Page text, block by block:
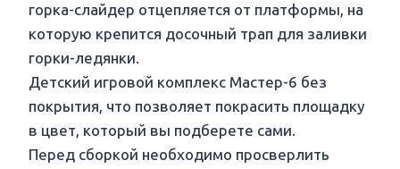
горка-слайдер отцепляется от платформы, на
которую крепится досочный трап для заливки
горки-ледянки.
Детский игровой комплекс Мастер-6 без
покрытия, что позволяет покрасить площадку
в цвет, который вы подберете сами.
Перед сборкой необходимо просверлить